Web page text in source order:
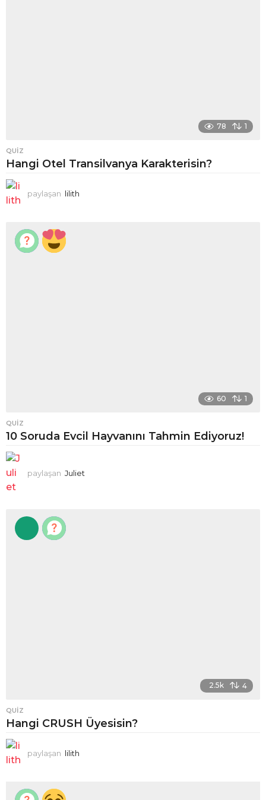
78 1
QUIZ
Hangi Otel Transilvanya Karakterisin?
paylaşan lilith
60 1
QUIZ
10 Soruda Evcil Hayvanını Tahmin Ediyoruz!
paylaşan Juliet
2.5k 4
QUIZ
Hangi CRUSH Üyesisin?
paylaşan lilith